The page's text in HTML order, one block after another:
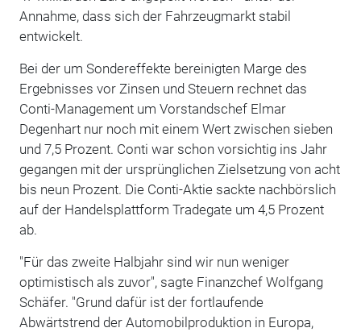
Annahme, dass sich der Fahrzeugmarkt stabil
entwickelt.
Bei der um Sondereffekte bereinigten Marge des
Ergebnisses vor Zinsen und Steuern rechnet das
Conti-Management um Vorstandschef Elmar
Degenhart nur noch mit einem Wert zwischen sieben
und 7,5 Prozent. Conti war schon vorsichtig ins Jahr
gegangen mit der ursprünglichen Zielsetzung von acht
bis neun Prozent. Die Conti-Aktie sackte nachbörslich
auf der Handelsplattform Tradegate um 4,5 Prozent
ab.
"Für das zweite Halbjahr sind wir nun weniger
optimistisch als zuvor", sagte Finanzchef Wolfgang
Schäfer. "Grund dafür ist der fortlaufende
Abwärtstrend der Automobilproduktion in Europa,